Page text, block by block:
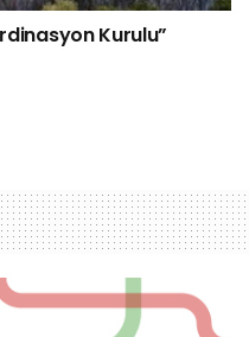
Kurulu”